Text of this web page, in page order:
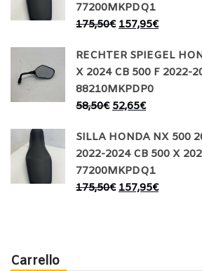
77200MKPDQ1
175,50€ 157,95€
RECHTER SPIEGEL
X 2024 CB 500 F 2022-
88210MKPDP0
58,50€ 52,65€
SILLA HONDA NX 500
2022-2024 CB 500 X
77200MKPDQ1
175,50€ 157,95€
Carrello